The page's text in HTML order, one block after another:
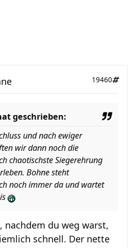
19460
geschrieben:
und nach ewiger
wir dann noch die
chaotischste Siegerehrung
Bohne steht
noch immer da und wartet
nachdem du weg warst,
schnell. Der nette